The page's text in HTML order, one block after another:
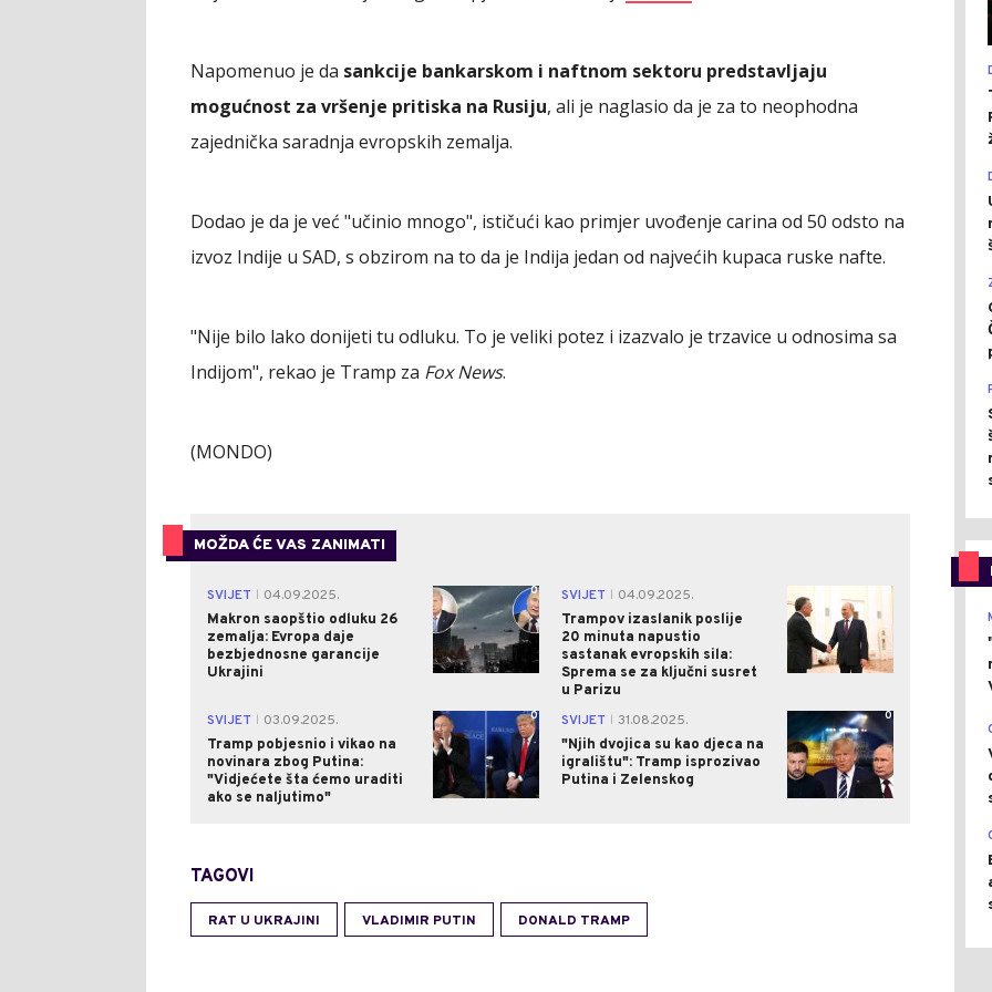
Napomenuo je da sankcije bankarskom i naftnom sektoru predstavljaju
mogućnost za vršenje pritiska na Rusiju, ali je naglasio da je za to neophodna
zajednička saradnja evropskih zemalja.
Dodao je da je već "učinio mnogo", ističući kao primjer uvođenje carina od 50 odsto na
izvoz Indije u SAD, s obzirom na to da je Indija jedan od najvećih kupaca ruske nafte.
"Nije bilo lako donijeti tu odluku. To je veliki potez i izazvalo je trzavice u odnosima sa
Indijom", rekao je Tramp za Fox News.
(MONDO)
MOŽDA ĆE VAS ZANIMATI
SVIJET
04.09.2025.
Makron saopštio odluku 26
zemalja: Evropa daje
bezbjednosne garancije
Ukrajini
0 SVIJET
04.09.2025.
Trampov izaslanik poslije
20 minuta napustio
sastanak evropskih sila:
Sprema se za ključni susret
u Parizu
0
SVIJET
03.09.2025.
Tramp pobjesnio i vikao na
novinara zbog Putina:
"Vidjećete šta ćemo uraditi
ako se naljutimo"
0 SVIJET
31.08.2025.
"Njih dvojica su kao djeca na
igralištu": Tramp isprozivao
Putina i Zelenskog
0
TAGOVI
RAT U UKRAJINI VLADIMIR PUTIN DONALD TRAMP